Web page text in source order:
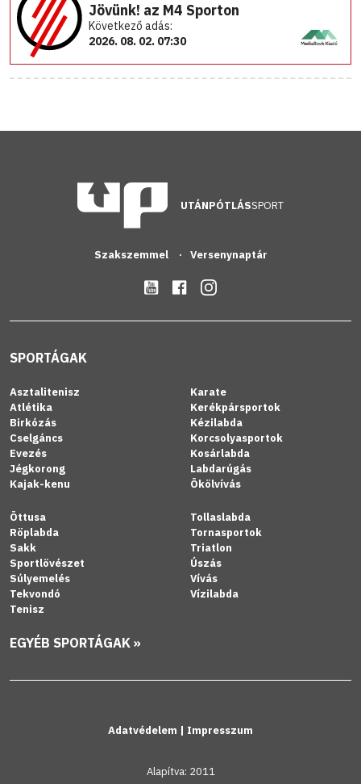
Jövünk! az M4 Sporton
Következő adás:
2026. 08. 02. 07:30
UTÁNPÓTLÁSSPORT
Szakszemmel Versenynaptár
SPORTÁGAK
Asztalitenisz
Atlétika
Birkózás
Cselgáncs
Evezés
Jégkorong
Kajak-kenu
Karate
Kerékpársportok
Kézilabda
Korcsolyasportok
Kosárlabda
Labdarúgás
Ökölvívás
Öttusa
Röplabda
Sakk
Sportlövészet
Súlyemelés
Tekvondó
Tenisz
Tollaslabda
Tornasportok
Triatlon
Úszás
Vívás
Vízilabda
EGYÉB SPORTÁGAK »
Adatvédelem | Impresszum
Alapítva: 2011